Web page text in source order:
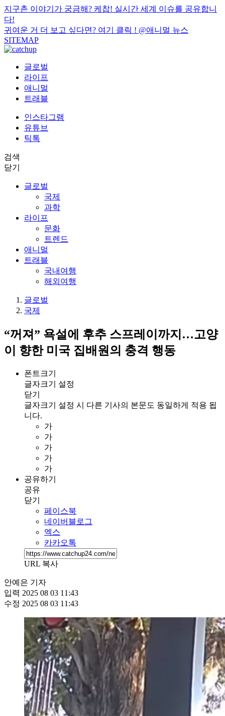
지구촌 이야기가 궁금해? 케찹! 실시간 세계 이슈를 공유합니
다!
귀여운 거 더 보고 싶다면? 여기 클릭 ! @애니멀 뉴스
SITEMAP
글로벌
라이프
애니멀
트래블
인스타그램
유튜브
틱톡
검색
닫기
글로벌
국제
과학
라이프
문화
트렌드
애니멀
트래블
국내여행
해외여행
글로벌
국제
“꺼져” 욕설에 후추 스프레이까지…고양
이 향한 미국 집배원의 충격 행동
폰트크기
글자크기 설정
닫기
글자크기 설정 시 다른 기사의 본문도 동일하게 적용 됩
니다.
가
가
가
가
가
공유하기
공유
닫기
페이스북
네이버블로그
엑스
카카오톡
URL 복사
안예은 기자
입력 2025 08 03 11:43
수정 2025 08 03 11:43